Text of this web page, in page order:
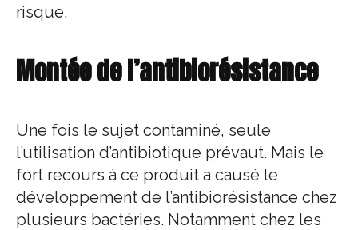
risque.
Montée de l’antibiorésistance
Une fois le sujet contaminé, seule
l’utilisation d’antibiotique prévaut. Mais le
fort recours à ce produit a causé le
développement de l’antibiorésistance chez
plusieurs bactéries. Notamment chez les